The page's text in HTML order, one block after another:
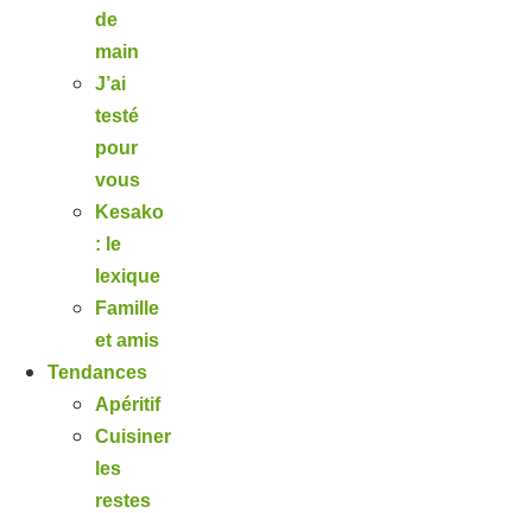
de
main
J’ai
testé
pour
vous
Kesako
: le
lexique
Famille
et amis
Tendances
Apéritif
Cuisiner
les
restes